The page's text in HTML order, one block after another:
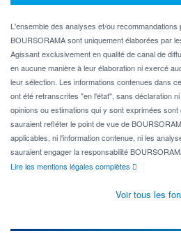
L'ensemble des analyses et/ou
BOURSORAMA sont uniquement élaborées par
Agissant exclusivement en qualité de canal de
en aucune manière à leur élaboration ni exercé
leur sélection. Les informations contenues dans
ont été retranscrites "en l'état", sans déclaration
opinions ou estimations qui y sont exprimées
sauraient refléter le point de vue de
applicables, ni l'information contenue, ni les
sauraient engager la responsabilité
Lire les mentions légales complètes
Voir tous les